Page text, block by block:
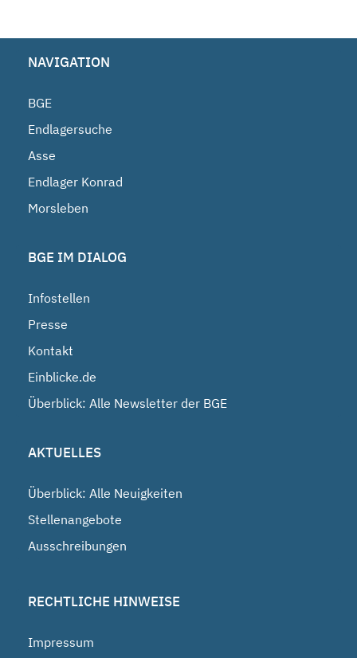
NAVIGATION
BGE
Endlagersuche
Asse
Endlager Konrad
Morsleben
BGE IM DIALOG
Infostellen
Presse
Kontakt
Einblicke.de
Überblick: Alle Newsletter der BGE
AKTUELLES
Überblick: Alle Neuigkeiten
Stellenangebote
Ausschreibungen
RECHTLICHE HINWEISE
Impressum